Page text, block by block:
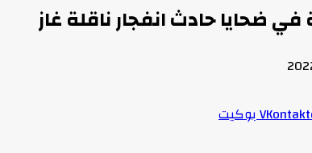
ضحايا حادث انفجار ناقلة غاز
بوكيت